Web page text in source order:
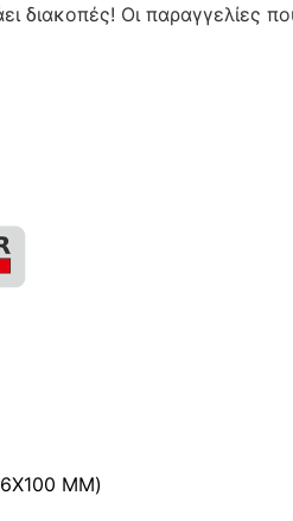
διακοπές! Οι παραγγελίες
MM)